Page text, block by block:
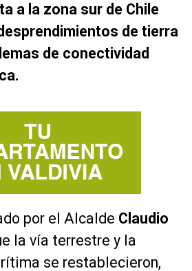
a la zona sur de Chile
de tierra
de conectividad
por el Alcalde Claudio
la vía terrestre y la
se restablecieron,